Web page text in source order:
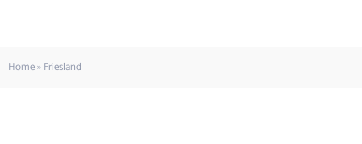
Home»Friesland